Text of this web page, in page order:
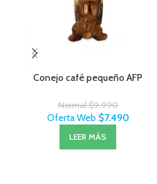
Conejo café pequeño AFP
Normal$9.990
Oferta Web $7.490
LEER MÁS